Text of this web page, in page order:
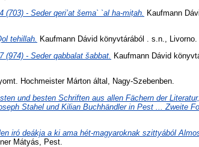
(703) - Seder qeri’at šema` `al ha-miṭah.
Kaufmann
tehillah.
Kaufmann Dávid könyvtárából . s.n., Livorno.
(974) - Seder qabbalat šabbat. Kaufmann Dávid
Hochmeister Márton által, Nagy-Szebenben.
und besten Schriften aus allen Fächern der
Stahel und Kilian Buchhändler in Pest ... Zweite
iró deákja a ki ama hét-magyaroknak szittyából
Mátyás, Pest.